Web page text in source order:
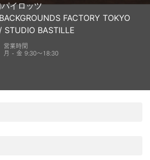
イロッツ
FACTORY TOKYO
STUDIO BASTILLE
営業時間
月 - 金 9:30〜18:30